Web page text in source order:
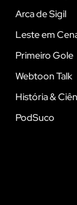
Arca de Sigil
Leste em
Primeiro Gole
Webtoon Talk
História &
PodSuco